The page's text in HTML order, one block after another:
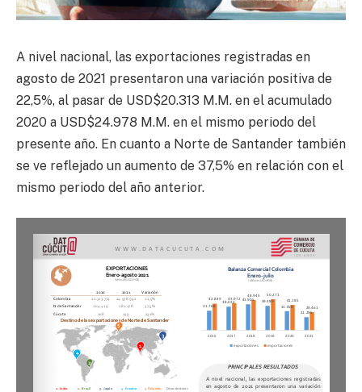
A nivel nacional, las exportaciones registradas en
agosto de 2021 presentaron una variación positiva de
22,5%, al pasar de USD$20.313 M.M. en el acumulado
2020 a USD$24.978 M.M. en el mismo periodo del
presente año. En cuanto a Norte de Santander también
se ve reflejado un aumento de 37,5% en relación con el
mismo periodo del año anterior.